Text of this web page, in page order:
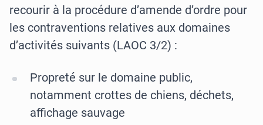
recourir à la procédure d’amende d’ordre pour
les contraventions relatives aux domaines
d’activités suivants (LAOC 3/2) :
Propreté sur le domaine public,
notamment crottes de chiens, déchets,
affichage sauvage